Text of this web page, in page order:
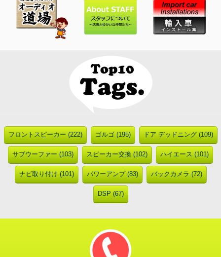
フロントスピーカー (222) ゴルゴ (195) ドア デッドニング (109)
サブウーファー (103) スピーカー交換 (102) ハイエース (101)
ナビ取り付け (101) パワーアンプ (83) バックカメラ (72)
DSP (67)